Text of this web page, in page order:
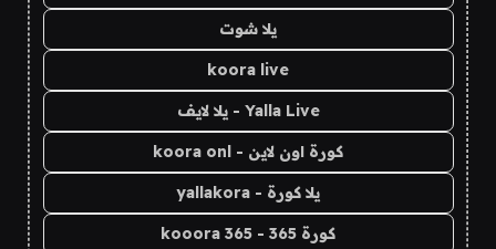
يلا شوت
koora live
Yalla Live - يلا لايف
كورة اون لاين - koora onl
يلا كورة - yallakora
كورة 365 - kooora 365